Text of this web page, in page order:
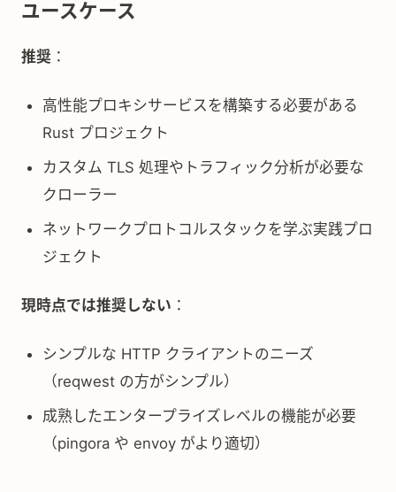
ユースケース
推奨 ：
高性能プロキシサービスを構築する必要がある
Rust プロジェクト
カスタム TLS 処理やトラフィック分析が必要な
クローラー
ネットワークプロトコルスタックを学ぶ実践プロ
ジェクト
現時点では推奨しない ：
シンプルな HTTP クライアントのニーズ
（reqwest の方がシンプル）
成熟したエンタープライズレベルの機能が必要
（pingora や envoy がより適切）